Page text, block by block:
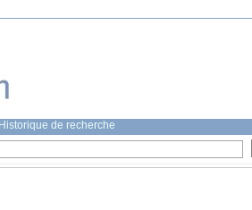
Historique de recherche